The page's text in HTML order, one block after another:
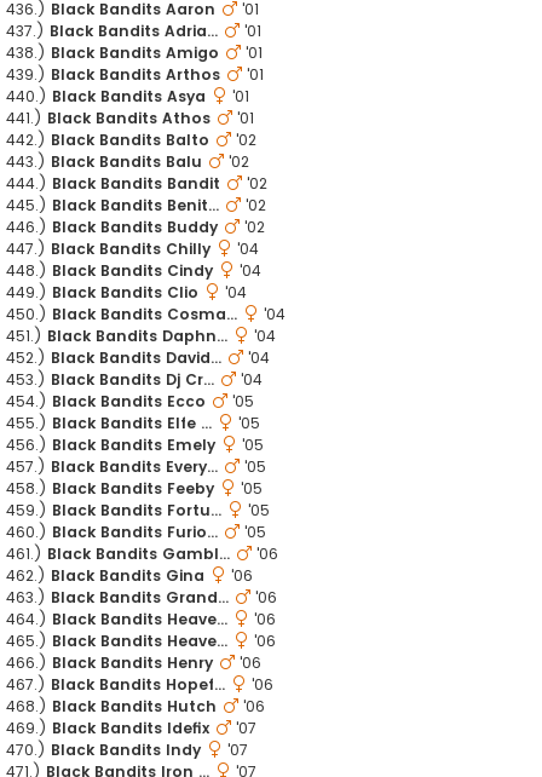
436.) Black Bandits Aaron
'01
437.) Black Bandits Adria...
'01
438.) Black Bandits Amigo
'01
439.) Black Bandits Arthos
'01
440.) Black Bandits Asya
'01
441.) Black Bandits Athos
'01
442.) Black Bandits Balto
'02
443.) Black Bandits Balu
'02
444.) Black Bandits Bandit
'02
445.) Black Bandits Benit...
'02
446.) Black Bandits Buddy
'02
447.) Black Bandits Chilly
'04
448.) Black Bandits Cindy
'04
449.) Black Bandits Clio
'04
450.) Black Bandits Cosma...
'04
451.) Black Bandits Daphn...
'04
452.) Black Bandits David...
'04
453.) Black Bandits Dj Cr...
'04
454.) Black Bandits Ecco
'05
455.) Black Bandits Elfe ...
'05
456.) Black Bandits Emely
'05
457.) Black Bandits Every...
'05
458.) Black Bandits Feeby
'05
459.) Black Bandits Fortu...
'05
460.) Black Bandits Furio...
'05
461.) Black Bandits Gambl...
'06
462.) Black Bandits Gina
'06
463.) Black Bandits Grand...
'06
464.) Black Bandits Heave...
'06
465.) Black Bandits Heave...
'06
466.) Black Bandits Henry
'06
467.) Black Bandits Hopef...
'06
468.) Black Bandits Hutch
'06
469.) Black Bandits Idefix
'07
470.) Black Bandits Indy
'07
471.) Black Bandits Iron ...
'07